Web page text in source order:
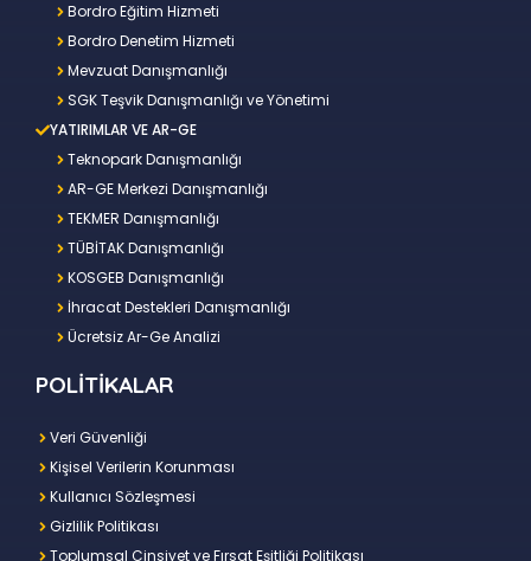
Bordro Eğitim Hizmeti
Bordro Denetim Hizmeti
Mevzuat Danışmanlığı
SGK Teşvik Danışmanlığı ve Yönetimi
YATIRIMLAR VE AR-GE
Teknopark Danışmanlığı
AR-GE Merkezi Danışmanlığı
TEKMER Danışmanlığı
TÜBİTAK Danışmanlığı
KOSGEB Danışmanlığı
İhracat Destekleri Danışmanlığı
Ücretsiz Ar-Ge Analizi
POLİTİKALAR
Veri Güvenliği
Kişisel Verilerin Korunması
Kullanıcı Sözleşmesi
Gizlilik Politikası
Toplumsal Cinsiyet ve Fırsat Eşitliği Politikası